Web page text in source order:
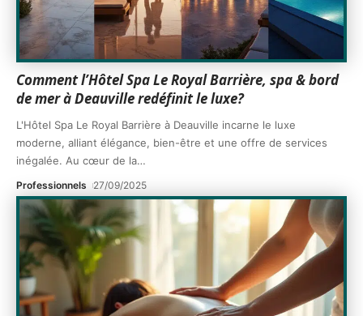
Comment l’Hôtel Spa Le Royal Barrière, spa & bord
de mer à Deauville redéfinit le luxe?
L'Hôtel Spa Le Royal Barrière à Deauville incarne le luxe
moderne, alliant élégance, bien-être et une offre de services
inégalée. Au cœur de la…
Professionnels 27/09/2025